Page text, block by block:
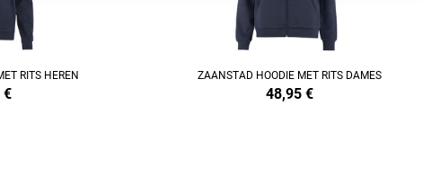
RITS HEREN
€
ZAANSTAD HOODIE MET RITS DAMES
48,95 €